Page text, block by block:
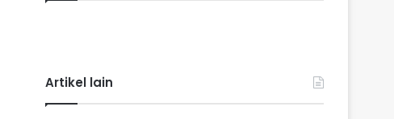
Artikel lain